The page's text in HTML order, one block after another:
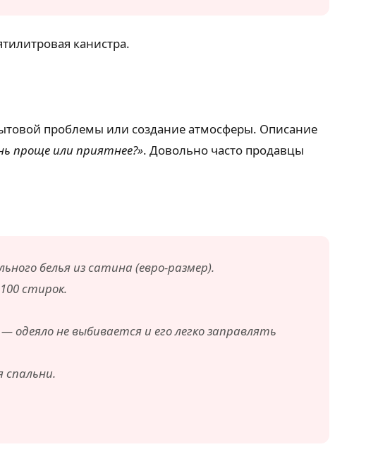
канистра.
проблемы или создание атмосферы. Описание
проще или приятнее?». Довольно часто продавцы
белья из сатина (евро-размер).
стирок.
не выбивается и его легко заправлять
спальни.